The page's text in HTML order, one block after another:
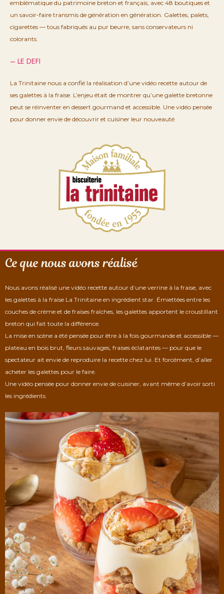
emblématique du patrimoine breton et français, avec 48 boutiques et
un savoir-faire transmis de génération en génération. Galettes, palets,
cigarettes — tous fabriqués au pur beurre, sans conservateurs ni
colorants.
– LE DEFI
La Trinitaine nous a confié la réalisation d’une vidéo recette autour de
ses galettes à la fraise. L’enjeu était de montrer qu’une galette bretonne
peut se réinventer en dessert gourmand et accessible. Une vidéo pensée
pour donner envie de découvrir et cuisiner leur nouveauté
Ce que nous avons réalisé
Nous avons réalisé une vidéo recette autour d’une verrine à la fraise, avec
les galettes à la fraise La Trinitaine en ingrédient star. Émiettées entre les
couches de crème et de fraises fraîches, les galettes apportent le croustillant
breton qui fait toute la différence.
La mise en scène a été pensée pour être à la fois gourmande et accessible —
plateau en bois brut, fleurs sauvages, fraises éclatantes — pour que le
spectateur ait envie de reproduire la recette chez lui. Et forcément, d’aller
acheter les galettes pour le faire.
Une vidéo pensée pour donner envie de cuisiner, avant même d’avoir sorti
les ingrédients.